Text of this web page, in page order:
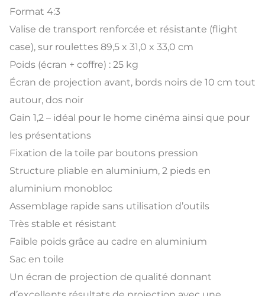
Format 4:3
Valise de transport renforcée et résistante (flight
case), sur roulettes 89,5 x 31,0 x 33,0 cm
Poids (écran + coffre) : 25 kg
Écran de projection avant, bords noirs de 10 cm tout
autour, dos noir
Gain 1,2 – idéal pour le home cinéma ainsi que pour
les présentations
Fixation de la toile par boutons pression
Structure pliable en aluminium, 2 pieds en
aluminium monobloc
Assemblage rapide sans utilisation d’outils
Très stable et résistant
Faible poids grâce au cadre en aluminium
Sac en toile
Un écran de projection de qualité donnant